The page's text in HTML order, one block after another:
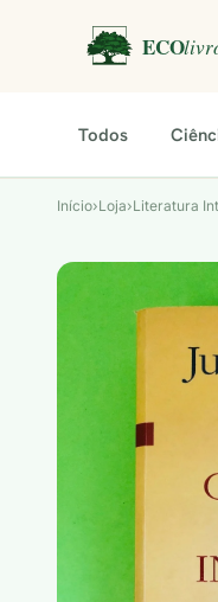
Todos
Início›Loja›Literatura